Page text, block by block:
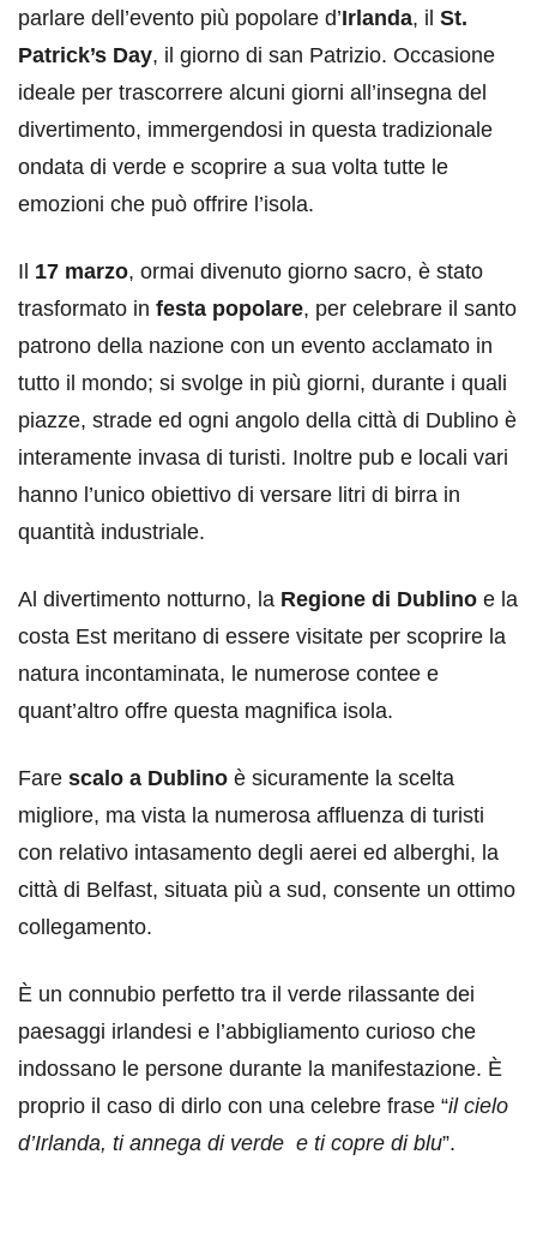
parlare dell’evento più popolare d’Irlanda, il St.
Patrick’s Day, il giorno di san Patrizio. Occasione
ideale per trascorrere alcuni giorni all’insegna del
divertimento, immergendosi in questa tradizionale
ondata di verde e scoprire a sua volta tutte le
emozioni che può offrire l’isola.
Il 17 marzo, ormai divenuto giorno sacro, è stato
trasformato in festa popolare, per celebrare il santo
patrono della nazione con un evento acclamato in
tutto il mondo; si svolge in più giorni, durante i quali
piazze, strade ed ogni angolo della città di Dublino è
interamente invasa di turisti. Inoltre pub e locali vari
hanno l’unico obiettivo di versare litri di birra in
quantità industriale.
Al divertimento notturno, la Regione di Dublino e la
costa Est meritano di essere visitate per scoprire la
natura incontaminata, le numerose contee e
quant’altro offre questa magnifica isola.
Fare scalo a Dublino è sicuramente la scelta
migliore, ma vista la numerosa affluenza di turisti
con relativo intasamento degli aerei ed alberghi, la
città di Belfast, situata più a sud, consente un ottimo
collegamento.
È un connubio perfetto tra il verde rilassante dei
paesaggi irlandesi e l’abbigliamento curioso che
indossano le persone durante la manifestazione. È
proprio il caso di dirlo con una celebre frase “il cielo
d’Irlanda, ti annega di verde e ti copre di blu”.